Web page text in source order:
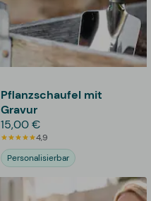
Pflanzschaufel mit
Gravur
15,00 €
4,9
Personalisierbar